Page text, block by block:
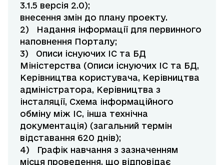
3.1.5 версія 2.0);
внесення змін до плану проекту.
2) Надання інформації для первинного
наповнення Порталу;
3) Описи існуючих ІС та БД
Міністерства (Описи існуючих ІС та БД,
Керівництва користувача, Керівництва
адміністратора, Керівництва з
інсталяції, Схема інформаційного
обміну між ІС, інша технічна
документація) (загальний термін
відставання 620 днів);
4) Графік навчання з зазначенням
місця проведення, що відповідає